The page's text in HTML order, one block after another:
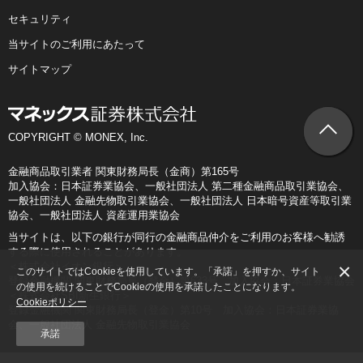
セキュリティ
当サイトのご利用にあたって
サイトマップ
COPYRIGHT © MONEX, Inc.
金融商品取引業者 関東財務局長（金商）第165号
加入協会：日本証券業協会、一般社団法人 第二種金融商品取引業協会、
一般社団法人 金融先物取引業協会、一般社団法人 日本暗号資産等取引業
協会、一般社団法人 資産運用業協会
当サイトは、以下の銀行が同行の金融商品仲介をご利用のお客様へ勧誘
する際に使用されることがあります。
＜株式会社イオン銀行＞
登録金融機関 関東財務局長（登金）第633号 加入協会：日本証券業協会
＜株式会社SBI新生銀行＞
登録金融機関 関東財務局長（登金）第10号 加入協会：日本証券業協
会、一般社団法人 金融先物取引業協会
このサイトではCookieを使用しています。「承諾」を押すか、サイト
の使用を続けることでCookieの使用を承諾したことになります。
Cookieポリシー
承諾
×